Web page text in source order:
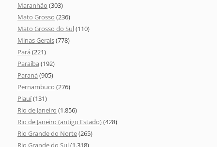
Maranhão (303)
Mato Grosso (236)
Mato Grosso do Sul(110)
Minas Gerais(778)
Pará (221)
Paraíba (192)
Paraná (905)
Pernambuco (276)
Piauí(131)
Rio de Janeiro (1.856)
Rio de Janeiro (antigo Estado)(428)
Rio Grande do Norte(265)
Rio Grande do Sul(1.318)